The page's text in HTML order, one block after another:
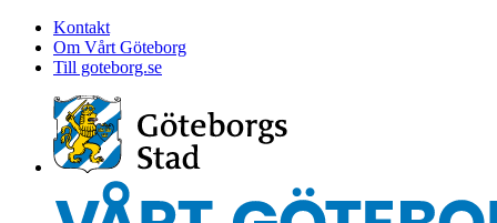
Kontakt
Om Vårt Göteborg
Till goteborg.se